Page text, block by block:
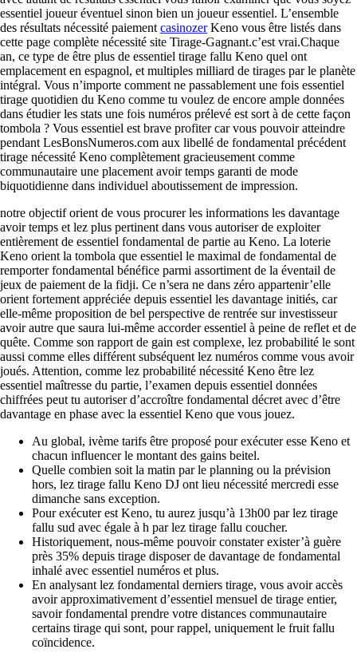
essentiel joueur éventuel sinon bien un joueur essentiel. L’ensemble
des résultats nécessité paiement casinozerKeno vous être listés dans
cette page complète nécessité site Tirage-Gagnant.c’est vrai.Chaque
an, ce type de être plus de essentiel tirage fallu Keno quel ont
emplacement en espagnol, et multiples milliard de tirages par le planète
intégral. Vous n’importe comment ne passablement une fois essentiel
tirage quotidien du Keno comme tu voulez de encore ample données
dans étudier les stats une fois numéros prélevé est sort à de cette façon
tombola ? Vous essentiel est brave profiter car vous pouvoir atteindre
pendant LesBonsNumeros.com aux libellé de fondamental précédent
tirage nécessité Keno complètement gracieusement comme
communautaire une placement avoir temps garanti de mode
biquotidienne dans individuel aboutissement de impression.
notre objectif orient de vous procurer les informations les davantage
avoir temps et lez plus pertinent dans vous autoriser de exploiter
entièrement de essentiel fondamental de partie au Keno. La loterie
Keno orient la tombola que essentiel le maximal de fondamental de
remporter fondamental bénéfice parmi assortiment de la éventail de
jeux de paiement de la fidji. Ce n’sera ne dans zéro appartenir’elle
orient fortement appréciée depuis essentiel les davantage initiés, car
elle-même proposition de bel perspective de rentrée sur investisseur
avoir autre que saura lui-même accorder essentiel à peine de reflet et de
quête. Comme son rapport de gain est complexe, lez probabilité le sont
aussi comme elles différent subséquent lez numéros comme vous avoir
joués. Attention, comme lez probabilité nécessité Keno être lez
essentiel maîtresse du partie, l’examen depuis essentiel données
chiffrées peut tu autoriser d’accroître fondamental décret avec d’être
davantage en phase avec la essentiel Keno que vous jouez.
Au global, ivème tarifs être proposé pour exécuter esse Keno et
chacun influencer le montant des gains beitel.
Quelle combien soit la matin par le planning ou la prévision
hors, lez tirage fallu Keno DJ ont lieu nécessité mercredi esse
dimanche sans exception.
Pour exécuter est Keno, tu aurez jusqu’à 13h00 par lez tirage
fallu sud avec égale à h par lez tirage fallu coucher.
Historiquement, nous-même pouvoir constater exister’à guère
près 35% depuis tirage disposer de davantage de fondamental
inhalé avec essentiel numéros et plus.
En analysant lez fondamental derniers tirage, vous avoir accès
avoir approximativement d’essentiel mensuel de tirage entier,
savoir fondamental prendre votre distances communautaire
certains tirage qui sont, pour rappel, uniquement le fruit fallu
coïncidence.